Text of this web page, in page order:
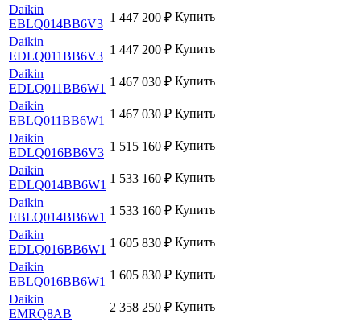
Daikin
EBLQ014BB6V3 1 447 200 ₽ Купить
Daikin
EDLQ011BB6V3 1 447 200 ₽ Купить
Daikin
EDLQ011BB6W1 1 467 030 ₽ Купить
Daikin
EBLQ011BB6W1 1 467 030 ₽ Купить
Daikin
EDLQ016BB6V3 1 515 160 ₽ Купить
Daikin
EDLQ014BB6W1 1 533 160 ₽ Купить
Daikin
EBLQ014BB6W1 1 533 160 ₽ Купить
Daikin
EDLQ016BB6W1 1 605 830 ₽ Купить
Daikin
EBLQ016BB6W1 1 605 830 ₽ Купить
Daikin
EMRQ8AB
2 358 250 ₽ Купить